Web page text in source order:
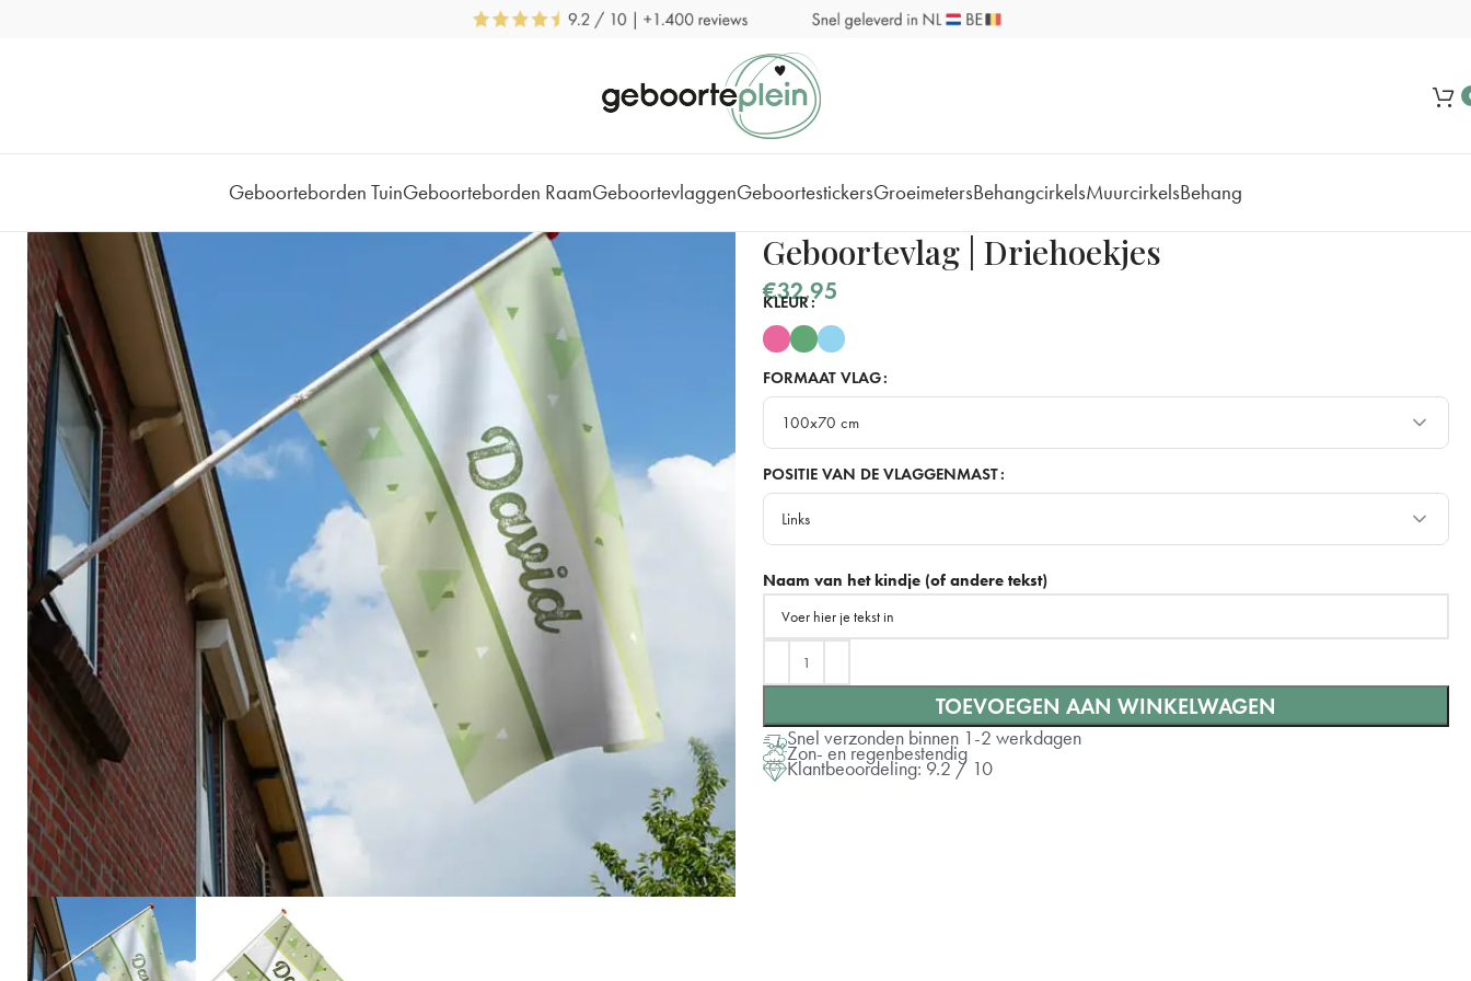
Geboorteborden TuinGeboorteborden RaamGeboortevlaggenGeboortestickersGroeimetersBehangcirkelsMuurcirkelsBehang
Geboortevlag | Driehoekjes
€32,95
KLEUR
FORMAAT VLAG
100x70 cm
100x70 cm
150x100 cm + €10
POSITIE VAN DE VLAGGENMAST
Links
Rechts
Naam van het kindje (of andere tekst)
TOEVOEGEN AAN WINKELWAGEN
Snel verzonden binnen 1-2 werkdagen
Zon- en regenbestendig
Klantbeoordeling: 9.2 / 10